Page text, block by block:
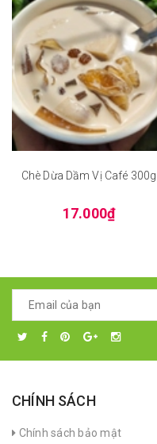
Chè Dừa Dầm Vị Café 300g
17.000₫
CHÍNH SÁCH
Chính sách bảo mật